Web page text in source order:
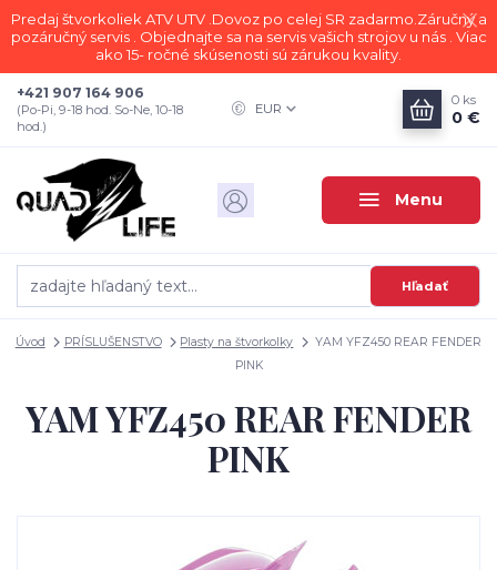
Predaj štvorkoliek ATV UTV .Dovoz po celej SR zadarmo.Záručný a
pozáručný servis . Objednajte sa na servis vašich strojov u nás . Viac
ako 15- ročné skúsenosti sú zárukou kvality.
Menu
EUR
Hľadať
+421 907 164 906
(Po-Pi, 9-18 hod. So-Ne, 10-18
hod.)
0 ks
0 €
Úvod PRÍSLUŠENSTVO Plasty na štvorkolky
YAM YFZ450 REAR FENDER
PINK
YAM YFZ450 REAR FENDER
PINK